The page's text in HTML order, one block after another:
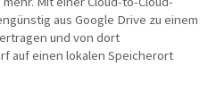
aus Google Drive zu einem
und von dort
auf einen lokalen Speicherort